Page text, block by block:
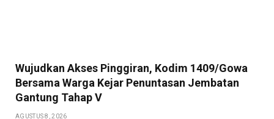
Wujudkan Akses Pinggiran, Kodim 1409/Gowa
Bersama Warga Kejar Penuntasan Jembatan
Gantung Tahap V
AGUSTUS 8, 2026